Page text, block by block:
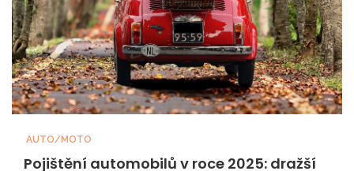
AUTO/MOTO
Pojištění automobilů v roce 2025: dražší